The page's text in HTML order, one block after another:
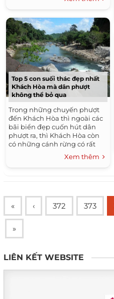
nay thậm chí không một ai
dám bén mảng tới.
Top 5 con suối thác đẹp nhất
Khách Hòa mà dân phượt
không thể bỏ qua
Trong những chuyến phượt
đến Khách Hòa thì ngoài các
bãi biển đẹp cuốn hút dân
phượt ra, thì Khách Hòa còn
có những cánh rừng có rất
nhiều báu vật và một trong số
đó là các suối thác tuyệt đẹp...
Xem thêm
« ‹ 372 373
»
LIÊN KẾT WEBSITE